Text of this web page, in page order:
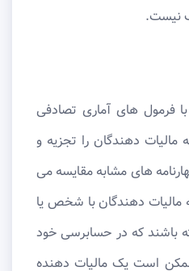
نیست.
فرمول های آماری تصادفی
مالیات دهندگان را تجزیه و
های مشابه مقایسه می
دهندگان با شخص یا
باشند که در حسابرسی خود
ممکن است یک مالیات دهنده